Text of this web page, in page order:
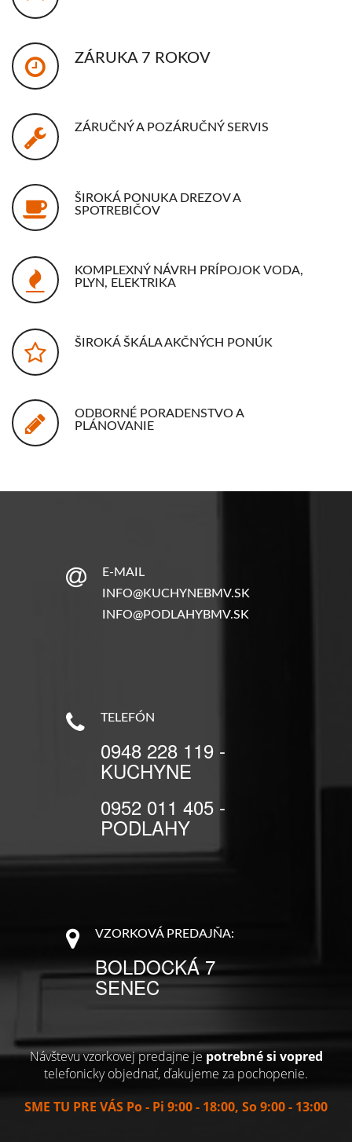
ZÁRUKA 7 ROKOV
ZÁRUČNÝ A POZÁRUČNÝ SERVIS
ŠIROKÁ PONUKA DREZOV A
SPOTREBIČOV
KOMPLEXNÝ NÁVRH PRÍPOJOK VODA,
PLYN, ELEKTRIKA
ŠIROKÁ ŠKÁLA AKČNÝCH PONÚK
ODBORNÉ PORADENSTVO A
PLÁNOVANIE
E-MAIL
INFO@KUCHYNEBMV.SK
INFO@PODLAHYBMV.SK
TELEFÓN
0948 228 119 -
KUCHYNE
0952 011 405 -
PODLAHY
VZORKOVÁ PREDAJŇA:
BOLDOCKÁ 7
SENEC
Návštevu vzorkovej predajne jepotrebné si vopred
telefonicky objednať, ďakujeme za pochopenie.
SME TU PRE VÁS Po - Pi 9:00 - 18:00, So 9:00 - 13:00